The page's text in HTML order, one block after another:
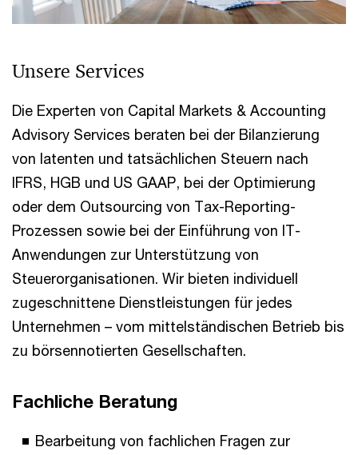
Unsere Services
Die Experten von Capital Markets & Accounting
Advisory Services beraten bei der Bilanzierung
von latenten und tatsächlichen Steuern nach
IFRS, HGB und US GAAP, bei der Optimierung
oder dem Outsourcing von Tax-Reporting-
Prozessen sowie bei der Einführung von IT-
Anwendungen zur Unterstützung von
Steuerorganisationen. Wir bieten individuell
zugeschnittene Dienstleistungen für jedes
Unternehmen – vom mittelständischen Betrieb bis
zu börsennotierten Gesellschaften.
Fachliche Beratung
Bearbeitung von fachlichen Fragen zur